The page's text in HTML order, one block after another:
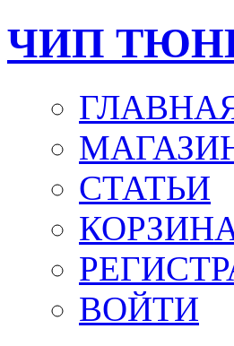
ЧИП
СТАТЬИ
ВОЙТИ